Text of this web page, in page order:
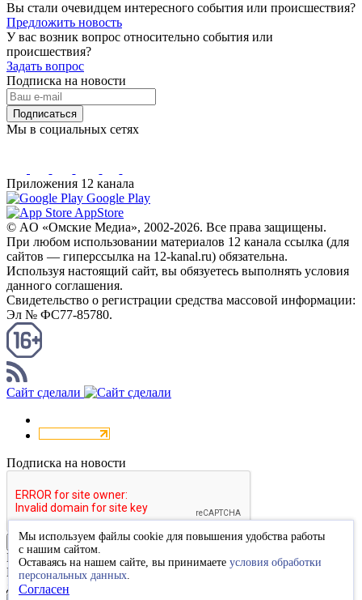
Вы стали очевидцем интересного события или происшествия?
Предложить новость
У вас возник вопрос относительно события или
происшествия?
Задать вопрос
Подписка на новости
Подписаться
Мы в социальных сетях
Приложения 12 канала
Google Play
AppStore
© AO «Омские Медиа», 2002-2026. Все права защищены.
При любом использовании материалов 12 канала ссылка (для
сайтов — гиперссылка на 12-kanal.ru) обязательна.
Используя настоящий сайт, вы обязуетесь выполнять условия
данного соглашения.
Свидетельство о регистрации средства массовой информации:
Эл № ФС77-85780.
Сайт сделали
Подписка на новости
Подписаться
Благодарим за подписку
Пожалуйста, перейдите по ссылке в высланном вам письме
для подтверждения подписки.
Мы используем файлы cookie для повышения удобства работы
с нашим сайтом.
Оставаясь на нашем сайте, вы принимаете условия обработки
персональных данных.
Согласен